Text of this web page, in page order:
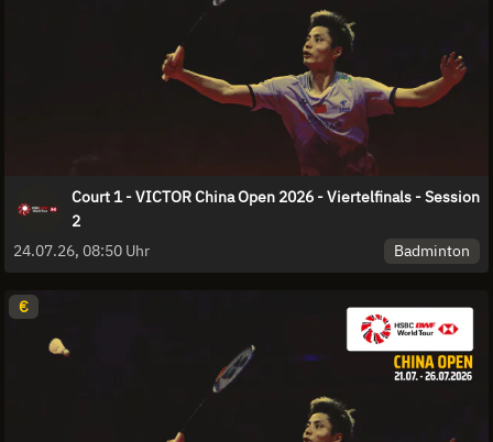
Court 1 - VICTOR China Open 2026 - Viertelfinals - Session
2
24.07.26, 08:50 Uhr
Badminton
€